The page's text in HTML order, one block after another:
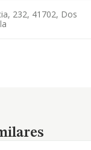
232, 41702, Dos